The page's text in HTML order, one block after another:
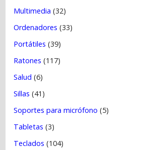
Multimedia (32)
Ordenadores (33)
Portátiles (39)
Ratones (117)
Salud (6)
Sillas (41)
Soportes para micrófono (5)
Tabletas (3)
Teclados (104)